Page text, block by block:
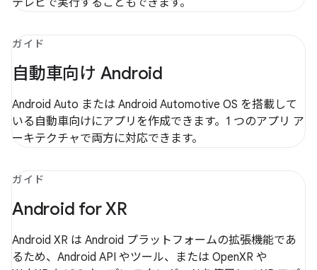
テレビで実行することもできます。
ガイド
自動車向け Android
Android Auto または Android Automotive OS を搭載して
いる自動車向けにアプリを作成できます。1 つのアプリ ア
ーキテクチャで両方に対応できます。
ガイド
Android for XR
Android XR は Android プラットフォームの拡張機能であ
るため、Android API やツール、または OpenXR や